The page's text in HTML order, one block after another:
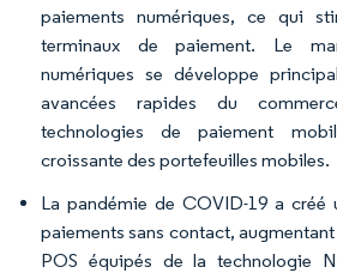
paiements numériques, ce qui
terminaux de paiement. Le
numériques se développe
avancées rapides du
technologies de paiement
croissante des portefeuilles mobiles.
La pandémie de COVID-19 a créé
paiements sans contact,
POS équipés de la technologie